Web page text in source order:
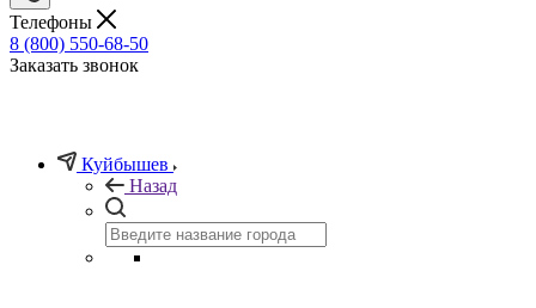
Телефоны
8 (800) 550-68-50
Заказать звонок
Куйбышев
Назад